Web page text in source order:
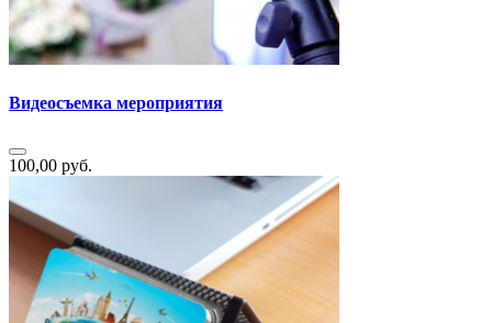
Видеосъемка мероприятия
100,00 руб.